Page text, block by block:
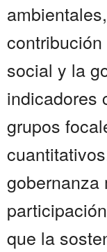
social y la
indicadores
grupos
gobernanza
que la